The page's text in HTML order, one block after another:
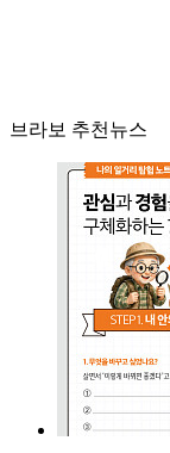
브라보 추천뉴스